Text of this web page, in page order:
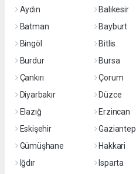
Aydın
Balıkesir
Batman
Bayburt
Bingöl
Bitlis
Burdur
Bursa
Çankırı
Çorum
Diyarbakır
Düzce
Elazığ
Erzincan
Eskişehir
Gaziantep
Gümüşhane
Hakkari
Iğdır
Isparta